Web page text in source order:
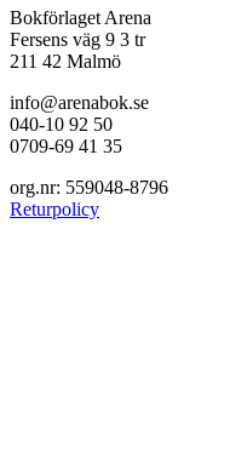
Bokförlaget Arena
Fersens väg 9 3 tr
211 42 Malmö
info@arenabok.se
040-10 92 50
0709-69 41 35
org.nr: 559048-8796
Returpolicy